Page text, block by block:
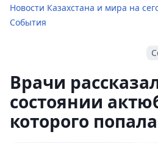
Новости Казахстана и мира на
События
Врачи
состоянии
которого